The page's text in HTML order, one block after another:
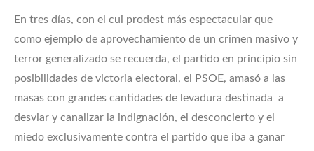
En tres días, con el cui prodest más espectacular que
como ejemplo de aprovechamiento de un crimen masivo y
terror generalizado se recuerda, el partido en principio sin
posibilidades de victoria electoral, el PSOE, amasó a las
masas con grandes cantidades de levadura destinada a
desviar y canalizar la indignación, el desconcierto y el
miedo exclusivamente contra el partido que iba a ganar